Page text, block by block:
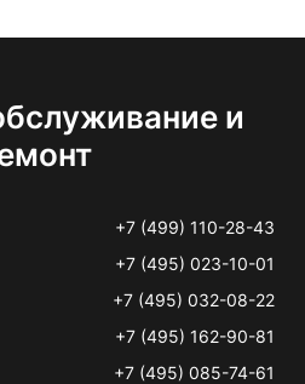
и
+7 (499) 110-28-43
+7 (495) 023-10-01
+7 (495) 032-08-22
+7 (495) 162-90-81
+7 (495) 085-74-61